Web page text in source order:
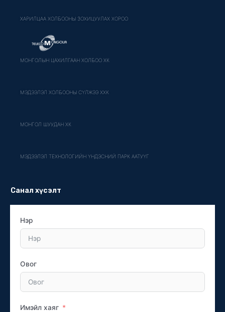
ХАРИЛЦАА ХОЛБООНЫ ЗОХИЦУУЛАХ ХОРОО
МОНГОЛЫН ЦАХИЛГААН ХОЛБОО ХК
МЭДЭЭЛЭЛ ХОЛБООНЫ СҮЛЖЭЭ ХХК
МОНГОЛ ШУУДАН ХК
МЭДЭЭЛЭЛ ТЕХНОЛОГИЙН ҮНДЭСНИЙ ПАРК ААТУҮГ
Санал хүсэлт
Нэр
Овог
Имэйл хаяг